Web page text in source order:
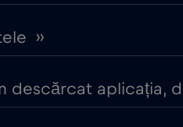
››
descărcat aplicația,